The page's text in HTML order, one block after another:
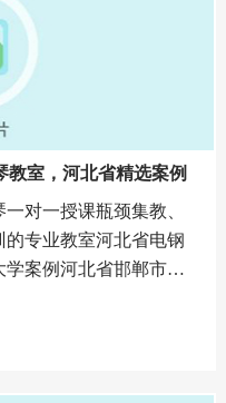
室，河北省精选案例
对一授课瓶颈集教、
的专业教室河北省电钢
案例河北省邯郸市曲
沧州幼儿师范高等专